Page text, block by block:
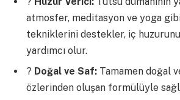
atmosfer, meditasyon ve yoga
tekniklerini destekler, iç
yardımcı olur.
? Doğal ve Saf: Tamamen doğal
özlerinden oluşan formülüyle